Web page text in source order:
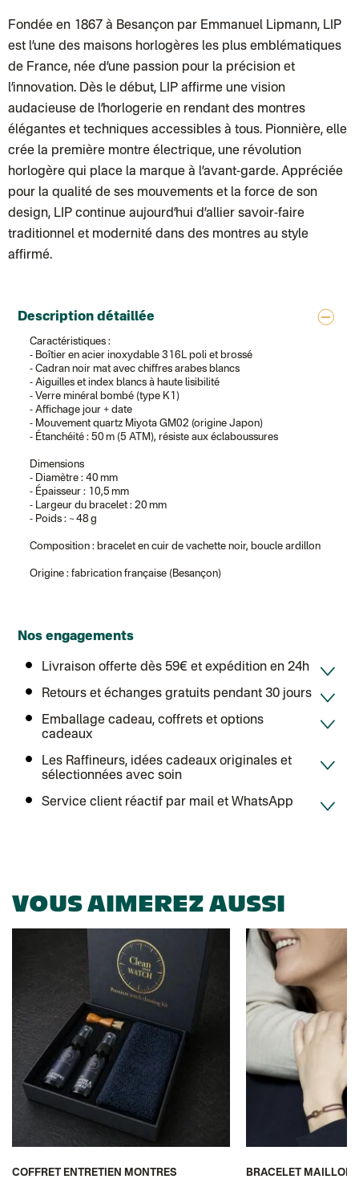
Chronopost - Livraison express à domicile: Colis livré en 1 à 3
Colissimo suivi (expédition partenaire)
Chronopost - Livraison Europe en relais Pickup
Colissimo suivi (expédition Soundivine)
Colissimo suivi (expédition Cheer Moda)
Colissimo suivi (expédition June & Jane)
Colissimo suivi (expédition Toi-même)
Lettre suivie (expédition par Noémie, la créatrice)
Colissimo suivi (expédition Zebrabook)
Colissimo suivi (expédition Minoe)
Lettre suivie (expédition April Eleven)
Lettre suivie (expédition Les mots doux)
Colissimo suivi (expédition Papier Curieux)
Lettre suivie (expédition Atelier Aismée)
DPD colis suivi (expédition Bounce)
DPD colis suivi (expédition La Boîte Concept)
Colis suivi (expédition Loia)
Colissimo suivi (expédition April Eleven)
Lettre prioritaire
: Livraison sous 7 jours
Chronopost International
Chronopost - Livraison express à domicile
Colissimo suivi (expédition Toi-même)
Lettre suivie (expédition Atelier Aismée)
Colissimo suivi (expédition April Eleven)
Suisse
Chronopost International
Chronopost - Livraison express à domicile
Colissimo suivi (expédition Toi-même)
DPD colis suivi (expédition Bounce)
Fondée en 1867 à Besançon par Emmanuel Lipmann, LIP
est l’une des maisons horlogères les plus emblématiques
de France, née d’une passion pour la précision et
l’innovation. Dès le début, LIP affirme une vision
audacieuse de l’horlogerie en rendant des montres
élégantes et techniques accessibles à tous. Pionnière, elle
crée la première montre électrique, une révolution
horlogère qui place la marque à l’avant-garde. Appréciée
pour la qualité de ses mouvements et la force de son
design, LIP continue aujourd’hui d’allier savoir-faire
traditionnel et modernité dans des montres au style
affirmé.
Description détaillée
Caractéristiques :
- Boîtier en acier inoxydable 316L poli et brossé
- Cadran noir mat avec chiffres arabes blancs
- Aiguilles et index blancs à haute lisibilité
- Verre minéral bombé (type K1)
- Affichage jour + date
- Mouvement quartz Miyota GM02 (origine Japon)
- Étanchéité : 50 m (5 ATM), résiste aux éclaboussures
Dimensions
- Diamètre : 40 mm
- Épaisseur : 10,5 mm
- Largeur du bracelet : 20 mm
- Poids : ~ 48 g
Composition : bracelet en cuir de vachette noir, boucle ardillon
Origine : fabrication française (Besançon)
Nos engagements
Livraison offerte dès 59€ et expédition en 24h
Retours et échanges gratuits pendant 30 jours
Emballage cadeau, coffrets et options
cadeaux
Les Raffineurs, idées cadeaux originales et
sélectionnées avec soin
Service client réactif par mail et WhatsApp
VOUS AIMEREZ AUSSI
COFFRET ENTRETIEN MONTRES
BRACELET MAILLON